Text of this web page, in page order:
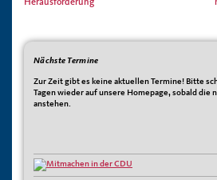
Herausforderung
Nächste Termine
Zur Zeit gibt es keine aktuellen Termine! Bitte
Tagen wieder auf unsere Homepage, sobald die
anstehen.